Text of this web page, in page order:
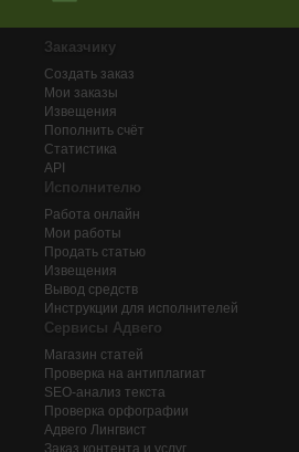
Заказчику
Создать заказ
Мои заказы
Извещения
Пополнить счёт
Статистика
API
Исполнителю
Работа онлайн
Мои работы
Продать статью
Извещения
Вывод средств
Инструкции для исполнителей
Сервисы Адвего
Магазин статей
Проверка на антиплагиат
SEO-анализ текста
Проверка орфографии
Адвего Лингвист
Заказ контента и услуг